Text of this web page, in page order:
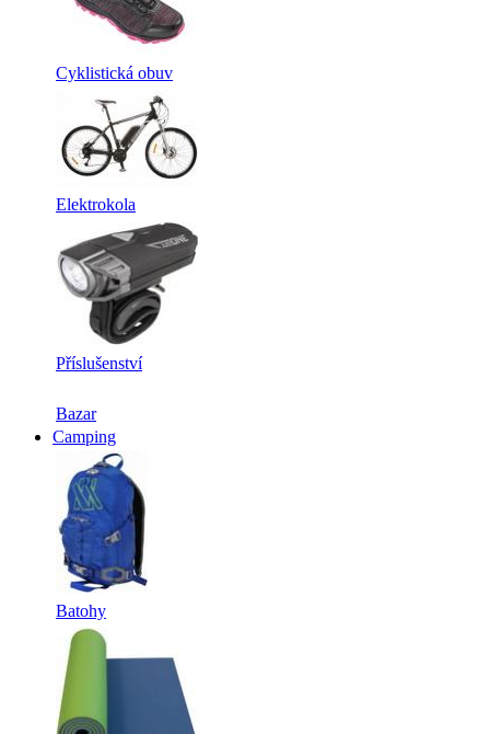
Cyklistická obuv
Elektrokola
Příslušenství
Bazar
Camping
Batohy